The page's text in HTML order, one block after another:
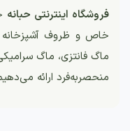
فروشگاه اینترنتی حبانه
خاص و ظروف آشپزخانه
ماگ فانتزی، ماگ
منحصربه‌فرد ارائه